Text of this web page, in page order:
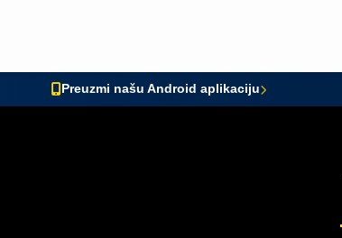
Preuzmi našu Android aplikaciju